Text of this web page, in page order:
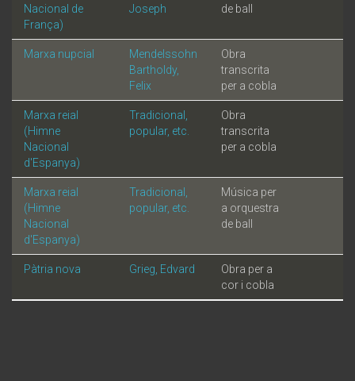
Nacional de
França)
Joseph
de ball
Marxa nupcial
Mendelssohn
Bartholdy,
Felix
Obra
transcrita
per a cobla
Marxa reial
(Himne
Nacional
d'Espanya)
Tradicional,
popular, etc.
Obra
transcrita
per a cobla
Marxa reial
(Himne
Nacional
d'Espanya)
Tradicional,
popular, etc.
Música per
a orquestra
de ball
Pàtria nova Grieg, Edvard
Obra per a
cor i cobla